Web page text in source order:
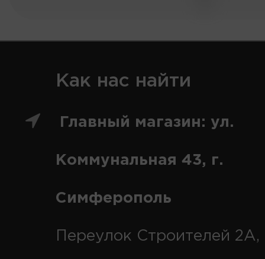
Как нас найти
Главный магазин: ул.
Коммунальная 43, г.
Симферополь
Переулок Строителей 2А,